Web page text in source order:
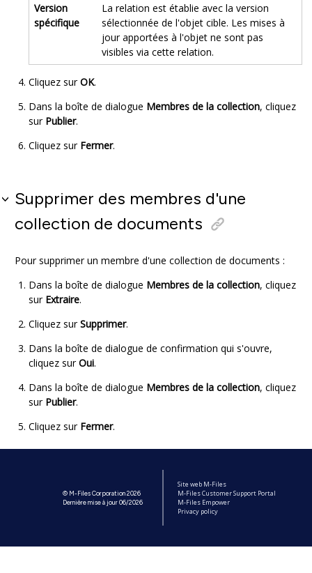
Version
spécifique
La relation est établie avec la version
sélectionnée de l'objet cible. Les mises à
jour apportées à l'objet ne sont pas
visibles via cette relation.
Cliquez surOK.
Dans la boîte de dialogue Membres de la collection, cliquez
sur Publier.
Cliquez sur Fermer.
Supprimer des membres d'une
collection de documents
Pour supprimer un membre d'une collection de documents :
Dans la boîte de dialogue Membres de la collection, cliquez
sur Extraire.
Cliquez surSupprimer.
Dans la boîte de dialogue de confirmation qui s'ouvre,
cliquez surOui.
Dans la boîte de dialogue Membres de la collection, cliquez
sur Publier.
Cliquez sur Fermer.
© M-Files Corporation 2026
Dernière mise à jour 06/2026
Site web M-Files
M-Files Customer Support Portal
M-Files Empower
Privacy policy